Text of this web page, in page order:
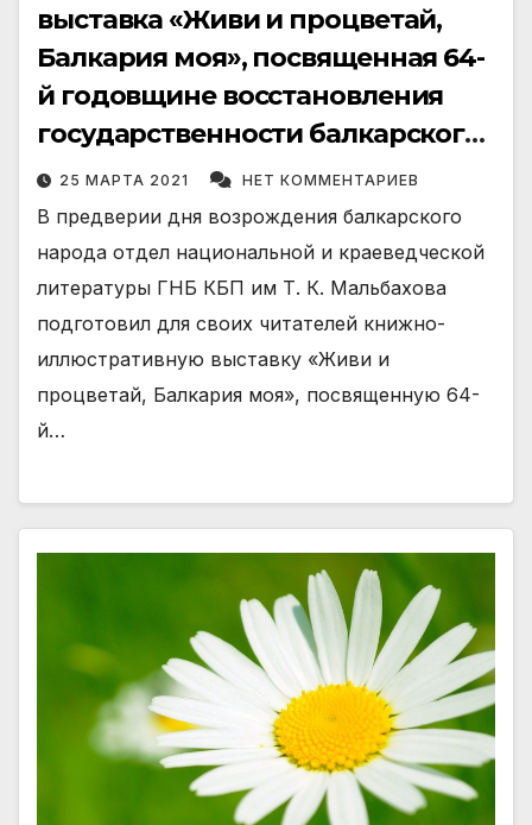
выставка «Живи и процветай,
Балкария моя», посвященная 64-
й годовщине восстановления
государственности балкарского
народа.
25 МАРТА 2021 НЕТ КОММЕНТАРИЕВ
В предверии дня возрождения балкарского
народа отдел национальной и краеведческой
литературы ГНБ КБП им Т. К. Мальбахова
подготовил для своих читателей книжно-
иллюстративную выставку «Живи и
процветай, Балкария моя», посвященную 64-
й…